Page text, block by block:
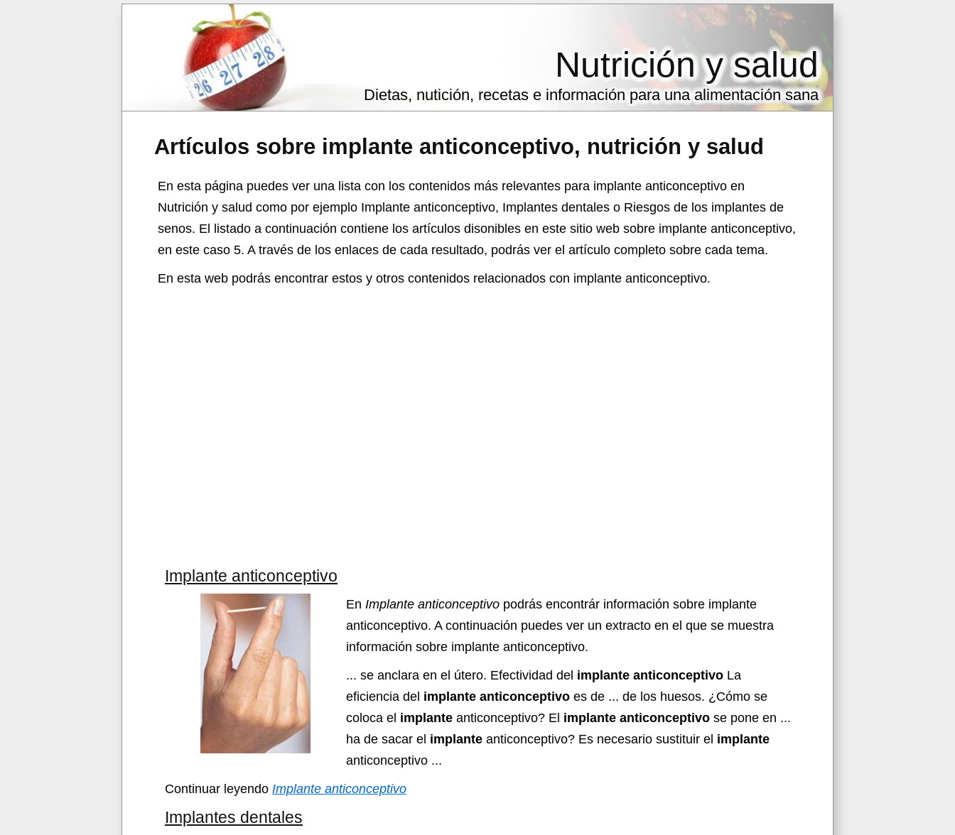
Artículos sobre implante anticonceptivo, nutrición y salud
Nutrición y salud
Dietas, nutición, recetas e información para una alimentación sana
En esta página puedes ver una lista con los contenidos más relevantes para implante anticonceptivo en
Nutrición y salud como por ejemplo Implante anticonceptivo, Implantes dentales o Riesgos de los implantes de
senos. El listado a continuación contiene los artículos disonibles en este sitio web sobre implante anticonceptivo,
en este caso 5. A través de los enlaces de cada resultado, podrás ver el artículo completo sobre cada tema.
En esta web podrás encontrar estos y otros contenidos relacionados con implante anticonceptivo.
Implante anticonceptivo
En Implante anticonceptivo podrás encontrár información sobre implante
anticonceptivo. A continuación puedes ver un extracto en el que se muestra
información sobre implante anticonceptivo.
... se anclara en el útero. Efectividad del implante anticonceptivo La
eficiencia del implante anticonceptivo es de ... de los huesos. ¿Cómo se
coloca el implante anticonceptivo? El implante anticonceptivo se pone en ...
ha de sacar el implante anticonceptivo? Es necesario sustituir el implante
anticonceptivo ...
Continuar leyendo Implante anticonceptivo
Implantes dentales